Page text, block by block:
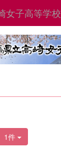
女子高等学校
1件